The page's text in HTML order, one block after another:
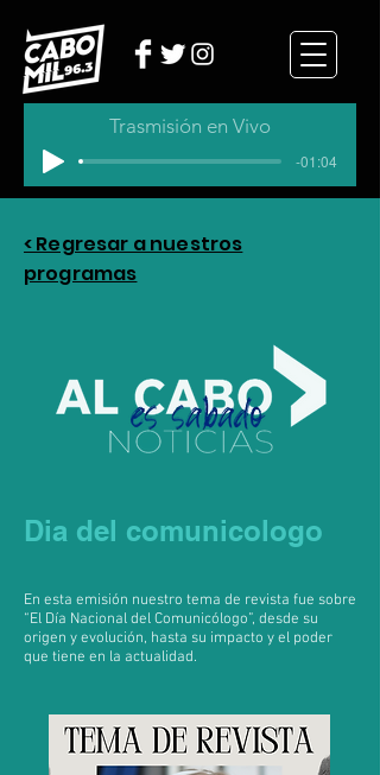
Trasmisión en Vivo
-01:04
< Regresar a nuestros
programas
Dia del comunicologo
En esta emisión nuestro tema de revista fue sobre
“El Día Nacional del Comunicólogo”, desde su
origen y evolución, hasta su impacto y el poder
que tiene en la actualidad.